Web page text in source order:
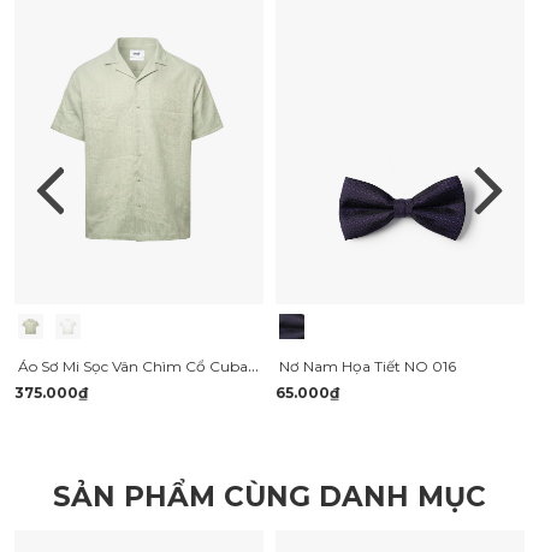
Áo Sơ Mi Sọc Vân Chìm Cổ Cuban Ngắn Tay Form Relaxed SM206
375.000₫
Nơ Nam Họa Tiết NO 016
65.000₫
SẢN PHẨM CÙNG DANH MỤC